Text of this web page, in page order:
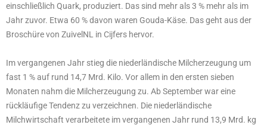
einschließlich Quark, produziert. Das sind mehr als 3 % mehr als im
Jahr zuvor. Etwa 60 % davon waren Gouda-Käse. Das geht aus der
Broschüre von ZuivelNL in Cijfers hervor.
Im vergangenen Jahr stieg die niederländische Milcherzeugung um
fast 1 % auf rund 14,7 Mrd. Kilo. Vor allem in den ersten sieben
Monaten nahm die Milcherzeugung zu. Ab September war eine
rückläufige Tendenz zu verzeichnen. Die niederländische
Milchwirtschaft verarbeitete im vergangenen Jahr rund 13,9 Mrd. kg